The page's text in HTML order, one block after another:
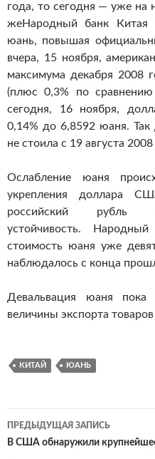
года, то сегодня — уже на
жеНародный банк Китая
юань, повышая
вчера, 15 ноября,
максимума декабря 2008
(плюс 0,3% по
сегодня, 16 ноября,
0,14% до 6,8592 юаня. Так
не стоила с 19 августа 2008
Ослабление юаня
укрепления доллара
российский рубль
устойчивость.
стоимость юаня уже
наблюдалось с конца
Девальвация юаня
величины экспорта
КИТАЙ ЮАНЬ
Навигация
ПРЕДЫДУЩАЯ ЗАПИСЬ
В США обнаружили